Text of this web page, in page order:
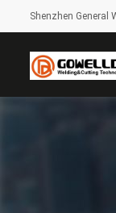
Shenzhen General